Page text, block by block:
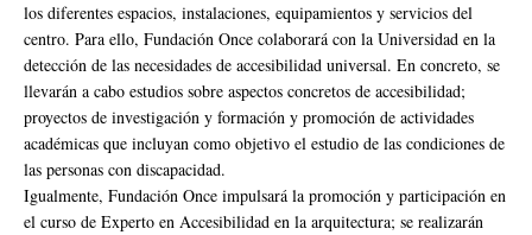
los diferentes espacios, instalaciones, equipamientos y servicios del
centro. Para ello, Fundación Once colaborará con la Universidad en la
detección de las necesidades de accesibilidad universal. En concreto, se
llevarán a cabo estudios sobre aspectos concretos de accesibilidad;
proyectos de investigación y formación y promoción de actividades
académicas que incluyan como objetivo el estudio de las condiciones de
las personas con discapacidad.
Igualmente, Fundación Once impulsará la promoción y participación en
el curso de Experto en Accesibilidad en la arquitectura; se realizarán